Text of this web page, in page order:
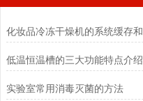
低温恒温槽的三大功能特点介绍
实验室常用消毒灭菌的方法